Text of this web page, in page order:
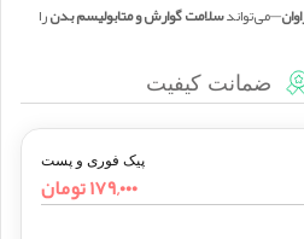
—می‌تواندسلامت گوارش و متابولیسم بدنرا
ضمانت کیفیت
پیک فوری و پست
۱۷۹,۰۰۰تومان